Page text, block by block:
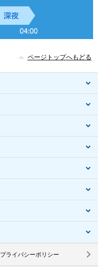
ページトップへもどる
プライバシーポリシー